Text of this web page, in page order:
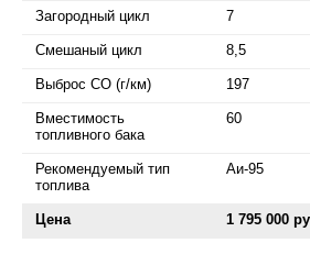
Загородный цикл 7
Смешаный цикл 8,5
Выброс СО (г/км) 197
Вместимость
топливного бака
60
Рекомендуемый тип
топлива
Аи-95
Цена 1 795 000